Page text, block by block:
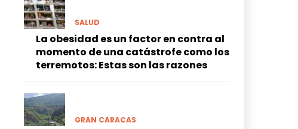
SALUD
La obesidad es un factor en contra al
momento de una catástrofe como los
terremotos: Estas son las razones
GRAN CARACAS